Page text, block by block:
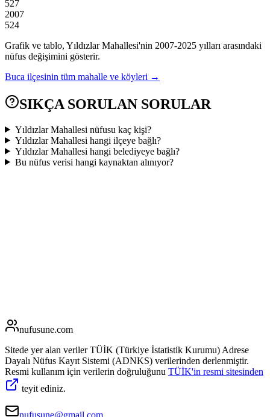
527
2007
524
Grafik ve tablo, YıldızlarMahallesi'nin 2007-2025 yılları arasındaki
nüfus değişimini gösterir.
Buca ilçesinin tüm mahalle ve köyleri →
SIKÇA SORULAN SORULAR
Yıldızlar Mahallesi nüfusu kaç kişi?
Yıldızlar Mahallesi hangi ilçeye bağlı?
Yıldızlar Mahallesi hangi belediyeye bağlı?
Bu nüfus verisi hangi kaynaktan alınıyor?
nufusune.com
Sitede yer alan veriler TÜİK (Türkiye İstatistik Kurumu) Adrese
Dayalı Nüfus Kayıt Sistemi (ADNKS) verilerinden derlenmiştir.
Resmi kullanım için verilerin doğruluğunu TÜİK'in resmi sitesinden
teyit ediniz.
nufusune@gmail.com